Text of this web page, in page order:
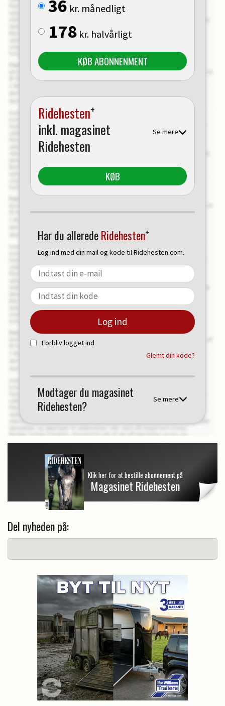
36 kr. månedligt
178 kr. halvårligt
KØB ABONNENMENT
Ridehesten+
inkl. magasinet
Ridehesten
Se mere
KØB
Har du alleredeRidehesten+
Log ind med din mail og kode til Ridehesten.com.
Forbliv logget ind
Glemt din kode?
Modtager du magasinet
Ridehesten?
Se mere
Klik her for at bestille abonnement på
Magasinet Ridehesten
Del nyheden på: